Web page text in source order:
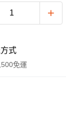
式
免運